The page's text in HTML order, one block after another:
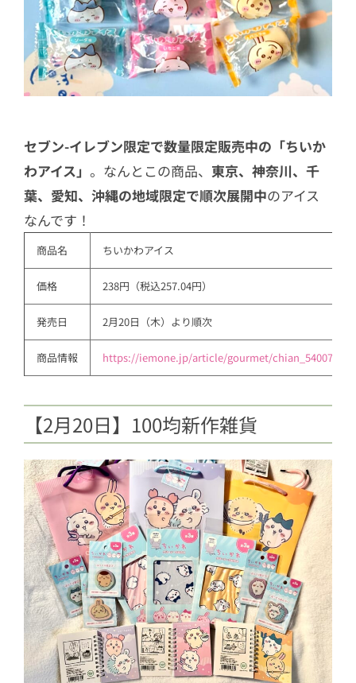
セブン-イレブン限定で数量限定販売中の「ちいか
わアイス」 。なんとこの商品、 東京、神奈川、千
葉、愛知、沖縄の地域限定で順次展開中のアイス
なんです！
商品名 ちいかわアイス
価格 238円（税込257.04円）
発売日 2月20日（木）より順次
商品情報 https://iemone.jp/article/gourmet/chian_540079/
【2月20日】100均新作雑貨